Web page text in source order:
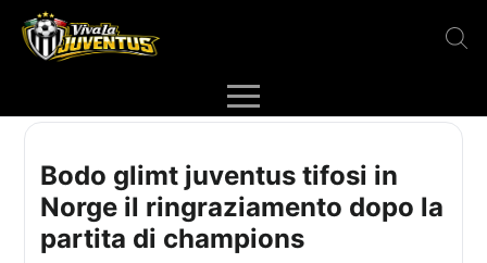
Bodo glimt juventus tifosi in
Norge il ringraziamento dopo la
partita di champions